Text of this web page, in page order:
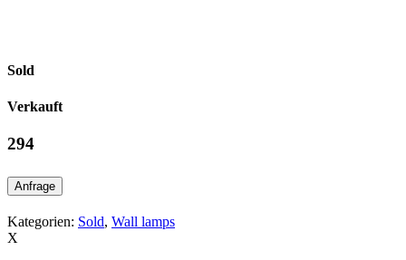
Sold
Verkauft
294
Anfrage
Kategorien: Sold, Wall lamps
X